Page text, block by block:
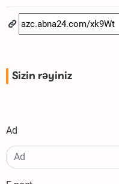
Sizin rəyiniz
Ad